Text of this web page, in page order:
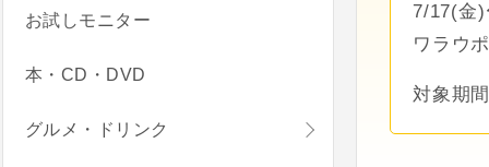
7/17(金
ワラウ
対象期
お試しモニター
本・CD・DVD
グルメ・ドリンク